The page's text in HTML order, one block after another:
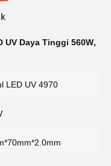
UV Daya Tinggi 560W,
LED UV 4970